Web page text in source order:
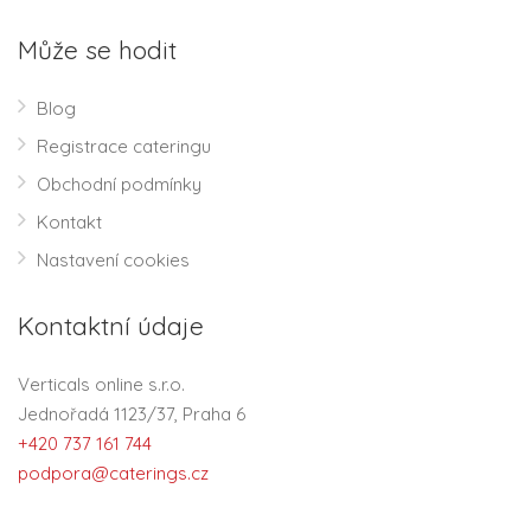
Může se hodit
Blog
Registrace cateringu
Obchodní podmínky
Kontakt
Nastavení cookies
Kontaktní údaje
Verticals online s.r.o.
Jednořadá 1123/37, Praha 6
+420 737 161 744
podpora@caterings.cz